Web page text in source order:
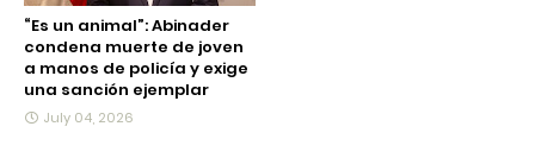
“Es un animal”: Abinader
condena muerte de joven
a manos de policía y exige
una sanción ejemplar
July 04, 2026